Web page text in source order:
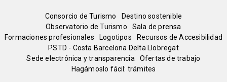
Menú
del
pie
Consorcio de Turismo
Destino sostenible
Observatorio de Turismo
Sala de prensa
Formaciones profesionales
Logotipos
Recursos de Accesibilidad
PSTD - Costa Barcelona Delta Llobregat
Sede electrónica y transparencia
Ofertas de trabajo
Hagámoslo fácil: trámites